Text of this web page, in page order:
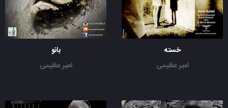
خسته
امیر عظیمی
بانو
امیر عظیمی